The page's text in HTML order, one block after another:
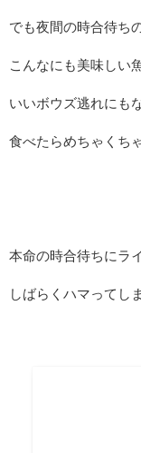
でも夜間の時合待ち
こんなにも美味しい
いいボウズ逃れにも
食べたらめちゃくち
本命の時合待ちにラ
しばらくハマってし